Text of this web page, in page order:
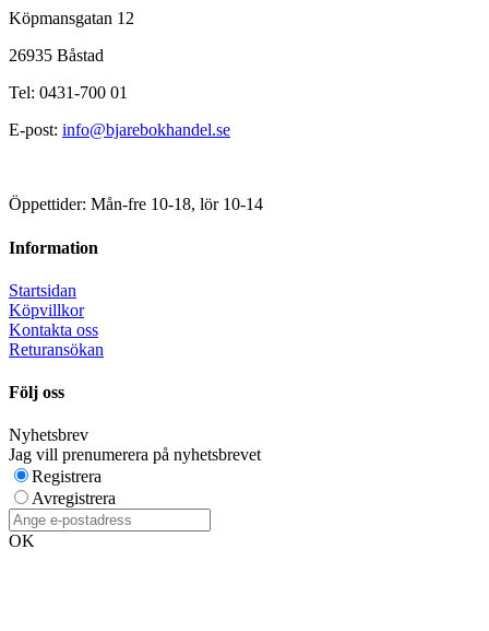
Köpmansgatan 12
26935 Båstad
Tel: 0431-700 01
E-post: info@bjarebokhandel.se
Öppettider: Mån-fre 10-18, lör 10-14
Information
Startsidan
Köpvillkor
Kontakta oss
Returansökan
Följ oss
Nyhetsbrev
Jag vill prenumerera på nyhetsbrevet
Registrera
Avregistrera
OK